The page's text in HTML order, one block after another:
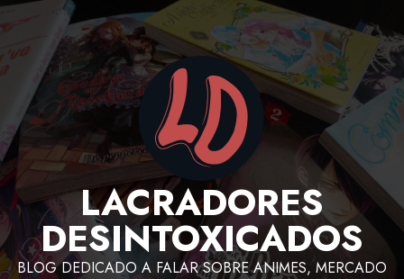
LACRADORES
DESINTOXICADOS
BLOG DEDICADO A FALAR SOBRE ANIMES, MERCADO